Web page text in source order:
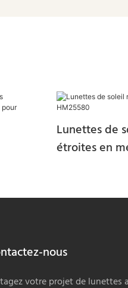
Lunettes de
étroites en
nous
votre projet de lunettes